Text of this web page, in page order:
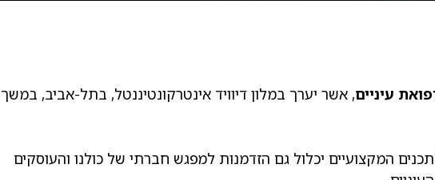
, אשר יערך במלון דיוויד אינטרקונטיננטל, בתל-אביב, במשך
המקצועיים יכלול גם הזדמנות למפגש חברתי של כולנו והעוסקים